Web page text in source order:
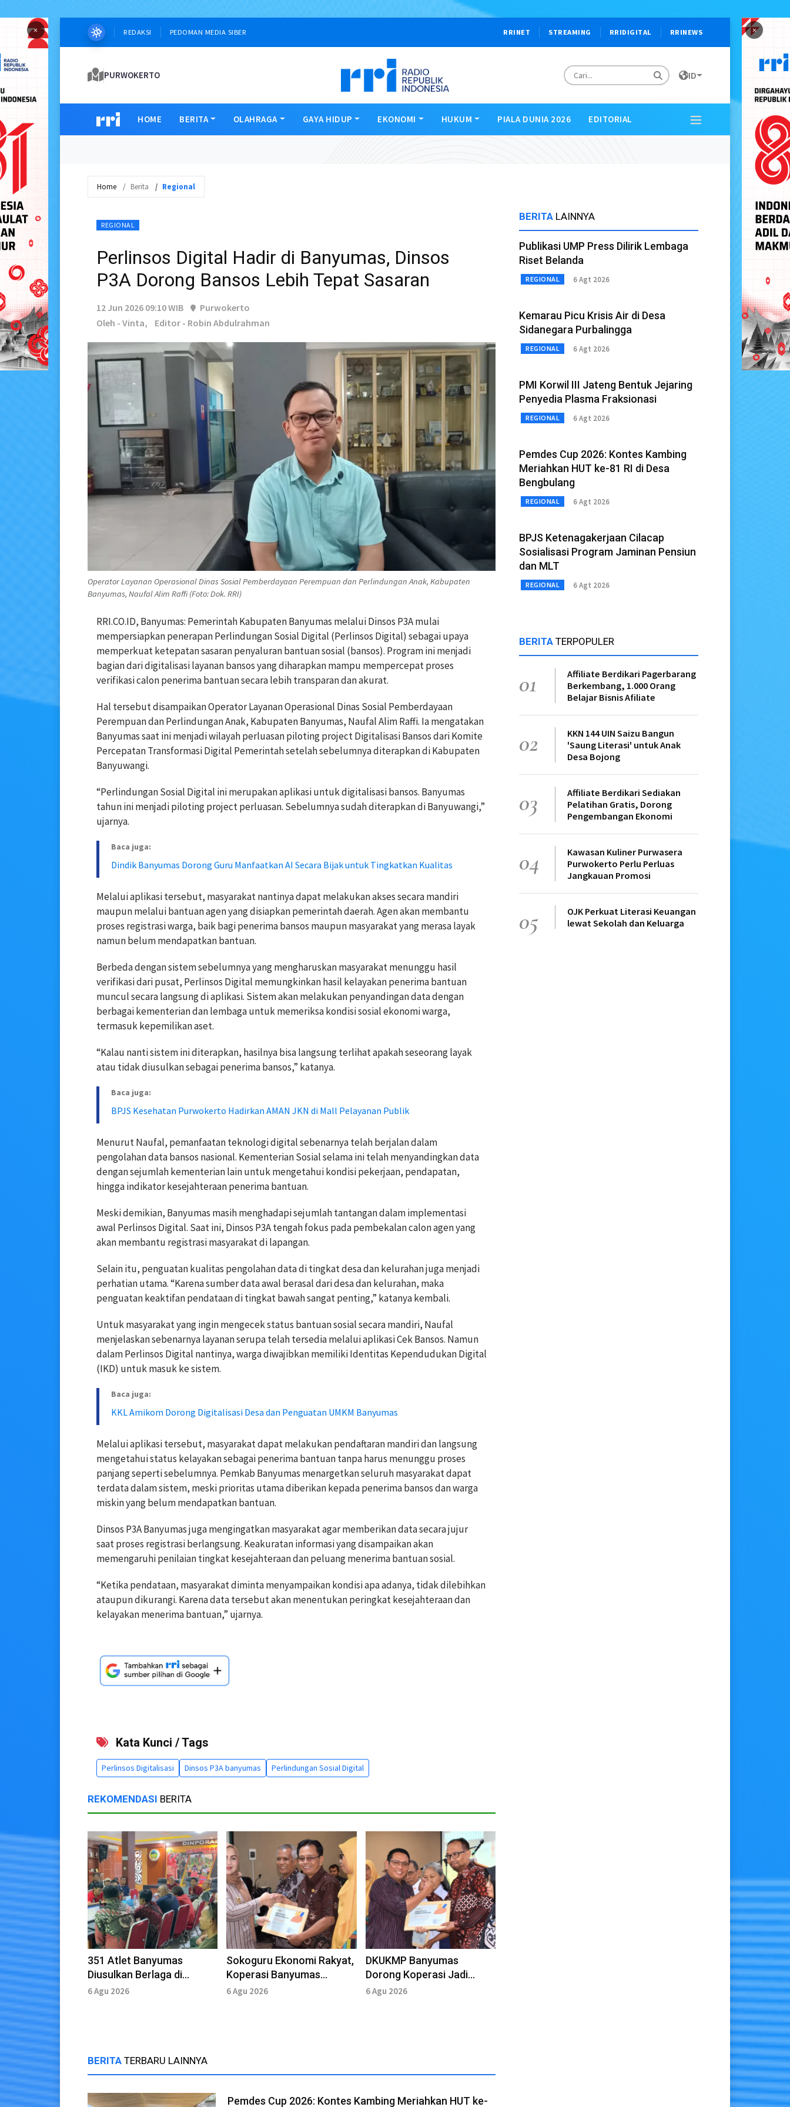
× ×
REDAKSI PEDOMAN MEDIA SIBER RRINET STREAMING RRIDIGITAL RRINEWS
PURWOKERTO ID
HOME BERITA OLAHRAGA GAYA HIDUP EKONOMI HUKUM PIALA DUNIA 2026 EDITORIAL
Home Berita Regional
REGIONAL
Perlinsos Digital Hadir di Banyumas, Dinsos
P3A Dorong Bansos Lebih Tepat Sasaran
12 Jun 2026 09:10 WIB
Purwokerto
Oleh - Vinta,
Editor - Robin Abdulrahman
Operator Layanan Operasional Dinas Sosial Pemberdayaan Perempuan dan Perlindungan Anak, Kabupaten
Banyumas, Naufal Alim Raffi (Foto: Dok. RRI)
RRI.CO.ID, Banyumas: Pemerintah Kabupaten Banyumas melalui Dinsos P3A mulai
mempersiapkan penerapan Perlindungan Sosial Digital (Perlinsos Digital) sebagai upaya
memperkuat ketepatan sasaran penyaluran bantuan sosial (bansos). Program ini menjadi
bagian dari digitalisasi layanan bansos yang diharapkan mampu mempercepat proses
verifikasi calon penerima bantuan secara lebih transparan dan akurat.
Hal tersebut disampaikan Operator Layanan Operasional Dinas Sosial Pemberdayaan
Perempuan dan Perlindungan Anak, Kabupaten Banyumas, Naufal Alim Raffi. Ia mengatakan
Banyumas saat ini menjadi wilayah perluasan piloting project Digitalisasi Bansos dari Komite
Percepatan Transformasi Digital Pemerintah setelah sebelumnya diterapkan di Kabupaten
Banyuwangi.
“Perlindungan Sosial Digital ini merupakan aplikasi untuk digitalisasi bansos. Banyumas
tahun ini menjadi piloting project perluasan. Sebelumnya sudah diterapkan di Banyuwangi,”
ujarnya.
Baca juga:
Dindik Banyumas Dorong Guru Manfaatkan AI Secara Bijak untuk Tingkatkan Kualitas
Melalui aplikasi tersebut, masyarakat nantinya dapat melakukan akses secara mandiri
maupun melalui bantuan agen yang disiapkan pemerintah daerah. Agen akan membantu
proses registrasi warga, baik bagi penerima bansos maupun masyarakat yang merasa layak
namun belum mendapatkan bantuan.
Berbeda dengan sistem sebelumnya yang mengharuskan masyarakat menunggu hasil
verifikasi dari pusat, Perlinsos Digital memungkinkan hasil kelayakan penerima bantuan
muncul secara langsung di aplikasi. Sistem akan melakukan penyandingan data dengan
berbagai kementerian dan lembaga untuk memeriksa kondisi sosial ekonomi warga,
termasuk kepemilikan aset.
“Kalau nanti sistem ini diterapkan, hasilnya bisa langsung terlihat apakah seseorang layak
atau tidak diusulkan sebagai penerima bansos,” katanya.
Baca juga:
BPJS Kesehatan Purwokerto Hadirkan AMAN JKN di Mall Pelayanan Publik
Menurut Naufal, pemanfaatan teknologi digital sebenarnya telah berjalan dalam
pengolahan data bansos nasional. Kementerian Sosial selama ini telah menyandingkan data
dengan sejumlah kementerian lain untuk mengetahui kondisi pekerjaan, pendapatan,
hingga indikator kesejahteraan penerima bantuan.
Meski demikian, Banyumas masih menghadapi sejumlah tantangan dalam implementasi
awal Perlinsos Digital. Saat ini, Dinsos P3A tengah fokus pada pembekalan calon agen yang
akan membantu registrasi masyarakat di lapangan.
Selain itu, penguatan kualitas pengolahan data di tingkat desa dan kelurahan juga menjadi
perhatian utama. “Karena sumber data awal berasal dari desa dan kelurahan, maka
penguatan keaktifan pendataan di tingkat bawah sangat penting,” katanya kembali.
Untuk masyarakat yang ingin mengecek status bantuan sosial secara mandiri, Naufal
menjelaskan sebenarnya layanan serupa telah tersedia melalui aplikasi Cek Bansos. Namun
dalam Perlinsos Digital nantinya, warga diwajibkan memiliki Identitas Kependudukan Digital
(IKD) untuk masuk ke sistem.
Baca juga:
KKL Amikom Dorong Digitalisasi Desa dan Penguatan UMKM Banyumas
Melalui aplikasi tersebut, masyarakat dapat melakukan pendaftaran mandiri dan langsung
mengetahui status kelayakan sebagai penerima bantuan tanpa harus menunggu proses
panjang seperti sebelumnya. Pemkab Banyumas menargetkan seluruh masyarakat dapat
terdata dalam sistem, meski prioritas utama diberikan kepada penerima bansos dan warga
miskin yang belum mendapatkan bantuan.
Dinsos P3A Banyumas juga mengingatkan masyarakat agar memberikan data secara jujur
saat proses registrasi berlangsung. Keakuratan informasi yang disampaikan akan
memengaruhi penilaian tingkat kesejahteraan dan peluang menerima bantuan sosial.
“Ketika pendataan, masyarakat diminta menyampaikan kondisi apa adanya, tidak dilebihkan
ataupun dikurangi. Karena data tersebut akan menentukan peringkat kesejahteraan dan
kelayakan menerima bantuan,” ujarnya.
Kata Kunci / Tags
Perlinsos Digitalisasi Dinsos P3A banyumas Perlindungan Sosial Digital
REKOMENDASI BERITA
351 Atlet Banyumas
Diusulkan Berlaga di
POPDA Jateng
6 Agu 2026
Sokoguru Ekonomi Rakyat,
Koperasi Banyumas
Didorong Makin
6 Agu 2026
DKUKMP Banyumas
Dorong Koperasi Jadi
Solusi Pembiayaan
6 Agu 2026
BERITA TERBARU LAINNYA
Pemdes Cup 2026: Kontes Kambing Meriahkan HUT ke-
BERITA LAINNYA
Publikasi UMP Press Dilirik Lembaga
Riset Belanda
REGIONAL 6 Agt 2026
Kemarau Picu Krisis Air di Desa
Sidanegara Purbalingga
REGIONAL 6 Agt 2026
PMI Korwil III Jateng Bentuk Jejaring
Penyedia Plasma Fraksionasi
REGIONAL 6 Agt 2026
Pemdes Cup 2026: Kontes Kambing
Meriahkan HUT ke-81 RI di Desa
Bengbulang
REGIONAL 6 Agt 2026
BPJS Ketenagakerjaan Cilacap
Sosialisasi Program Jaminan Pensiun
dan MLT
REGIONAL 6 Agt 2026
BERITA TERPOPULER
01
Affiliate Berdikari Pagerbarang
Berkembang, 1.000 Orang
Belajar Bisnis Afiliate
02
KKN 144 UIN Saizu Bangun
'Saung Literasi' untuk Anak
Desa Bojong
03
Affiliate Berdikari Sediakan
Pelatihan Gratis, Dorong
Pengembangan Ekonomi
04
Kawasan Kuliner Purwasera
Purwokerto Perlu Perluas
Jangkauan Promosi
05
OJK Perkuat Literasi Keuangan
lewat Sekolah dan Keluarga